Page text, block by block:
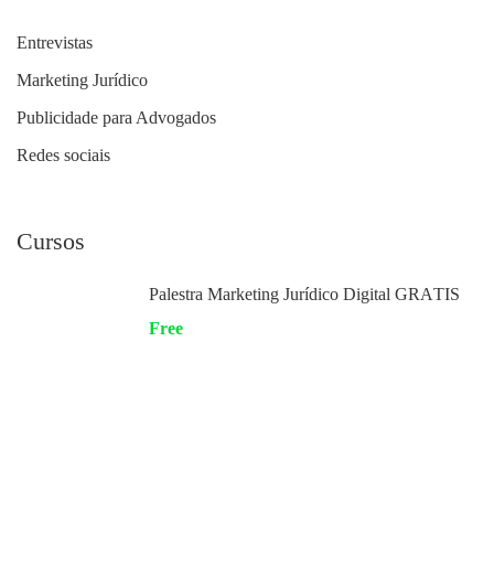
Entrevistas
Marketing Jurídico
Publicidade para Advogados
Redes sociais
Cursos
Palestra Marketing Jurídico Digital GRÁTIS
Free